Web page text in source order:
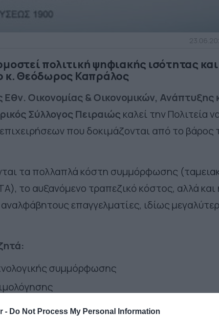
- Do Not Process My Personal Information
πολιτική ψηφιακής ισότητας και
κ. Θεόδωρος Καπράλος
Οικονομίας & Οικονομικών, Ανάπτυξης
Σύλλογος Πειραιώς καλεί την Πολιτεία
που δοκιμάζονται από το βάρος
τα πολλαπλά κόστη συμμόρφωσης
το αυξανόμενο τραπεζικό κόστος, αλλά και
επαγγελματίες, ιδίως
συμμόρφωσης
να προσαρμοστούν